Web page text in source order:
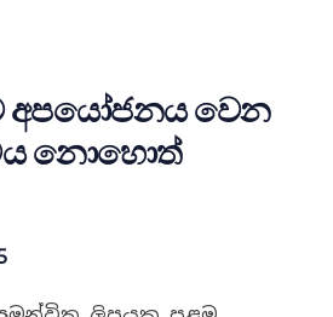
අපයෝජනය වෙන
නොහොත්